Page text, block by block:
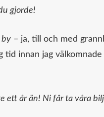
gjorde!
by – ja, till och med
tid innan jag välkomnade
ett år än! Ni får ta våra